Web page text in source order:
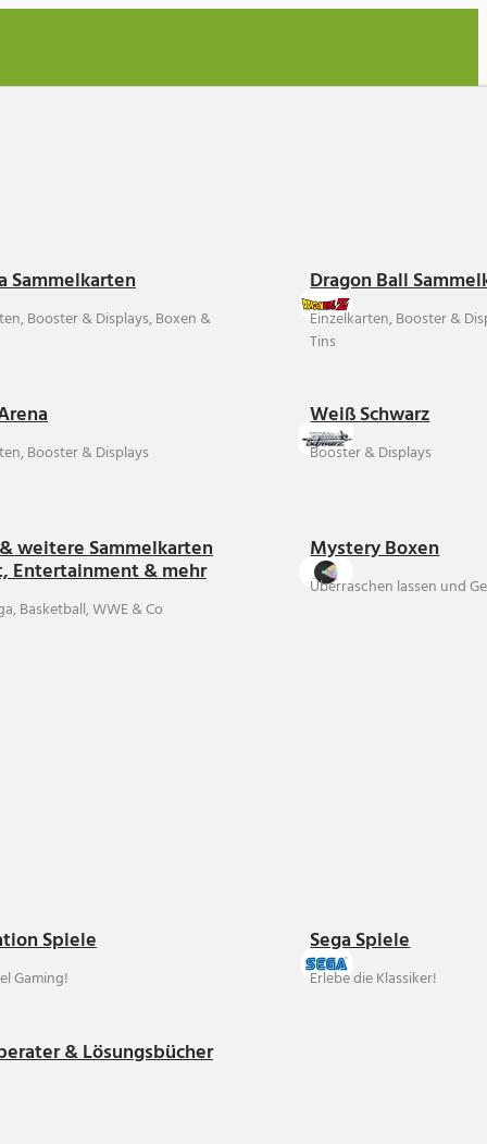
Sammelkarten
Booster & Displays, Boxen &
Dragon Ball
Einzelkarten, Booster &
Tins
Booster & Displays
Weiß Schwarz
Booster & Displays
weitere Sammelkarten
Entertainment & mehr
Basketball, WWE & Co
Mystery Boxen
Überraschen lassen und
Spiele
Gaming!
Sega Spiele
Erlebe die Klassiker!
& Lösungsbücher